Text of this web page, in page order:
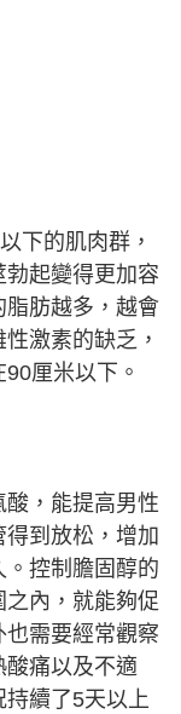
下的肌肉群，
起變得更加容
肪越多，越會
激素的缺乏，
厘米以下。
，能提高男性
到放松，增加
控制膽固醇的
內，就能夠促
需要經常觀察
痛以及不適
續了5天以上